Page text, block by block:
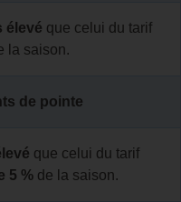
élevé que celui du tarif
la saison.
de pointe
que celui du tarif
5 % de la saison.